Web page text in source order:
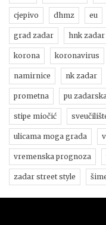
cjepivo dhmz eu
grad zadar hnk zadar
korona koronavirus
namirnice nk zadar
prometna pu zadarska
stipe miočić
ulicama moga grada
vremenska prognoza
zadar street style